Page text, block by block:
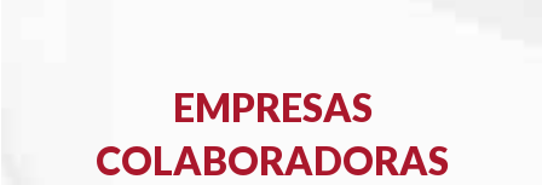
EMPRESAS
COLABORADORAS